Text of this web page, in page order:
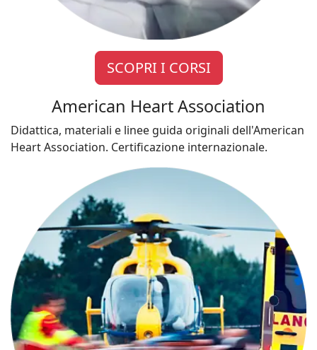
SCOPRI I CORSI
American Heart Association
Didattica, materiali e linee guida originali dell'American
Heart Association. Certificazione internazionale.